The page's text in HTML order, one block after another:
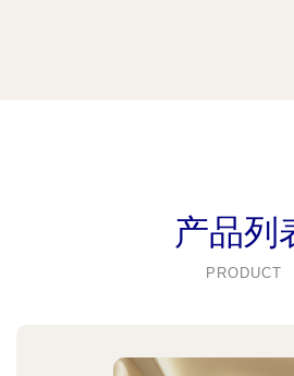
产品列
PRODUCT